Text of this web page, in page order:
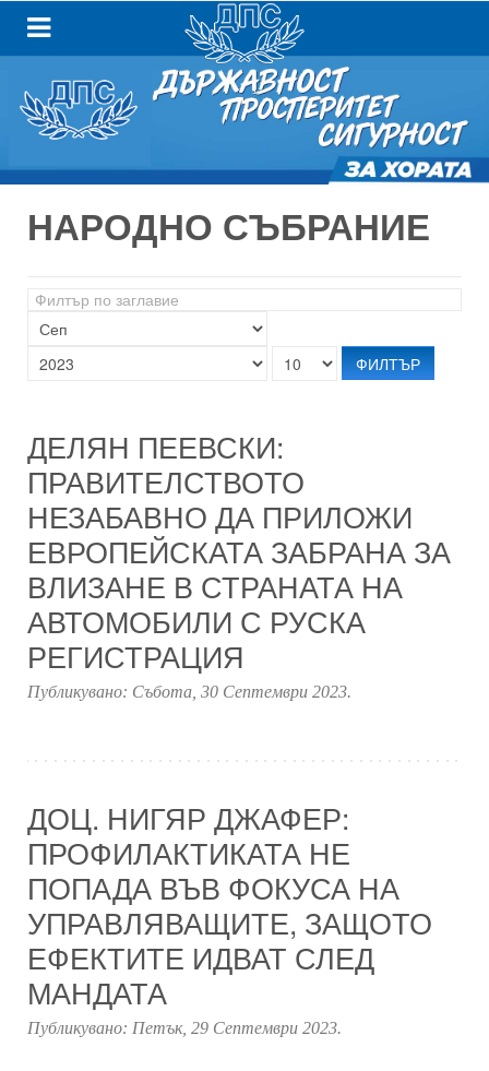
НАРОДНО СЪБРАНИЕ
Филтър
по
заглавие
ФИЛТЪР
ДЕЛЯН ПЕЕВСКИ:
ПРАВИТЕЛСТВОТО
НЕЗАБАВНО ДА ПРИЛОЖИ
ЕВРОПЕЙСКАТА ЗАБРАНА ЗА
ВЛИЗАНЕ В СТРАНАТА НА
АВТОМОБИЛИ С РУСКА
РЕГИСТРАЦИЯ
Публикувано: Събота, 30 Септември 2023.
ДОЦ. НИГЯР ДЖАФЕР:
ПРОФИЛАКТИКАТА НЕ
ПОПАДА ВЪВ ФОКУСА НА
УПРАВЛЯВАЩИТЕ, ЗАЩОТО
ЕФЕКТИТЕ ИДВАТ СЛЕД
МАНДАТА
Публикувано: Петък, 29 Септември 2023.